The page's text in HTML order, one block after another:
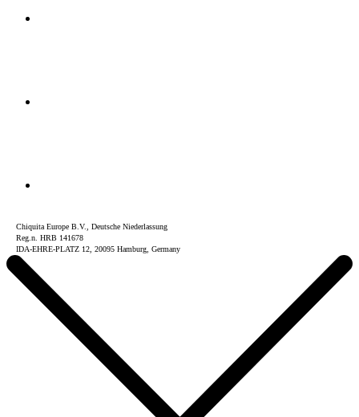
Chiquita Europe B.V., Deutsche Niederlassung
Reg.n. HRB 141678
IDA-EHRE-PLATZ 12, 20095 Hamburg, Germany